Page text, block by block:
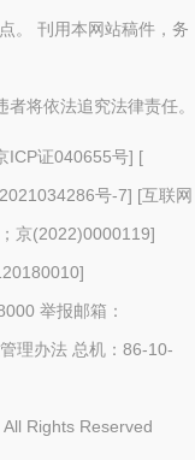
。 刊用本网站稿件，务
将依法追究法律责任。
ICP证040655号] [
号-7] [互联网
京(2022)0000119]
]
举报邮箱：
理办法 总机：86-10-
Rights Reserved